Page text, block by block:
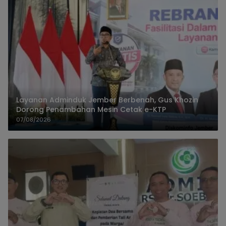
Layanan Adminduk Jember Berbenah, Gus Khozin
Dorong Penambahan Mesin Cetak e-KTP
07/08/2026